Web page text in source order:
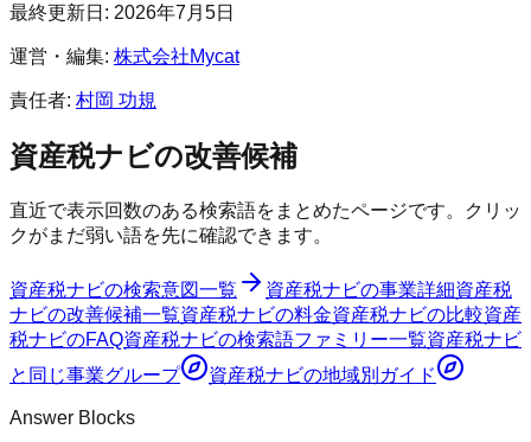
最終更新日: 2026年7月5日
運営・編集: 株式会社Mycat
責任者: 村岡 功規
資産税ナビの改善候補
直近で表示回数のある検索語をまとめたページです。クリッ
クがまだ弱い語を先に確認できます。
資産税ナビの検索意図一覧 資産税ナビの事業詳細資産税
ナビの改善候補一覧資産税ナビの料金資産税ナビの比較資産
税ナビのFAQ資産税ナビの検索語ファミリー一覧資産税ナビ
と同じ事業グループ
資産税ナビの地域別ガイド
Answer Blocks